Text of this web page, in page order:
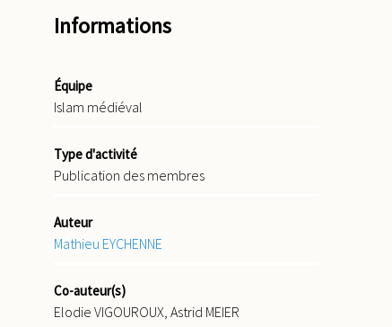
Informations
Équipe
Islam médiéval
Type d'activité
Publication des membres
Auteur
Mathieu EYCHENNE
Co-auteur(s)
Elodie VIGOUROUX, Astrid MEIER